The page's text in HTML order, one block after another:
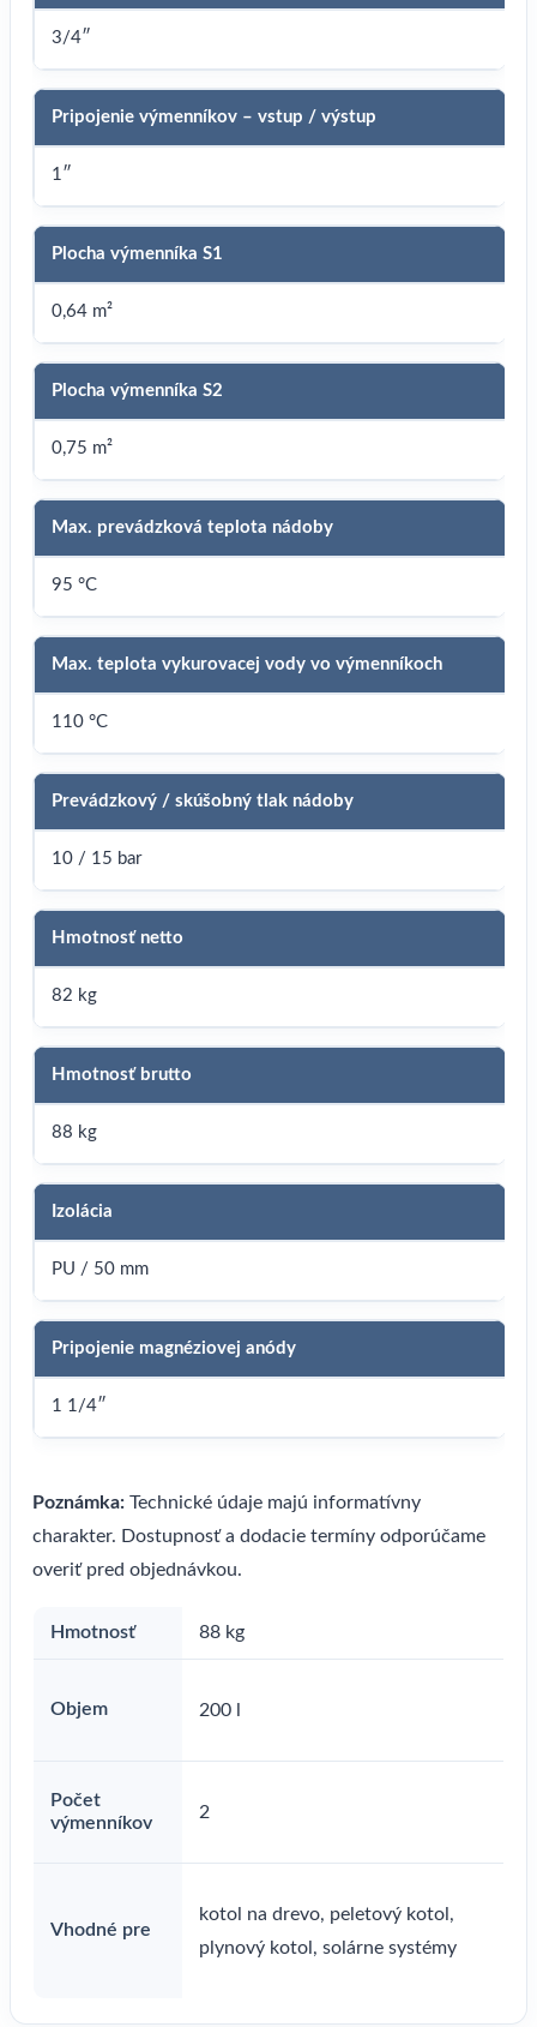
3/4″
Pripojenie výmenníkov – vstup / výstup
1″
Plocha výmenníka S1
0,64 m²
Plocha výmenníka S2
0,75 m²
Max. prevádzková teplota nádoby
95 °C
Max. teplota vykurovacej vody vo výmenníkoch
110 °C
Prevádzkový / skúšobný tlak nádoby
10 / 15 bar
Hmotnosť netto
82 kg
Hmotnosť brutto
88 kg
Izolácia
PU / 50 mm
Pripojenie magnéziovej anódy
1 1/4″
Poznámka: Technické údaje majú informatívny
charakter. Dostupnosť a dodacie termíny odporúčame
overiť pred objednávkou.
Hmotnosť 88 kg
Objem 200 l
Počet
výmenníkov
2
Vhodné pre
kotol na drevo, peletový kotol,
plynový kotol, solárne systémy